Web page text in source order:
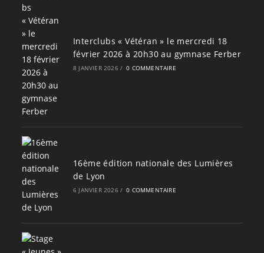
Interclubs « Vétéran » le mercredi 18
février 2026 à 20h30 au gymnase Ferber
8 JANVIER 2026 / 0 COMMENTAIRE
16ème édition nationale des Lumières
de Lyon
6 JANVIER 2026 / 0 COMMENTAIRE